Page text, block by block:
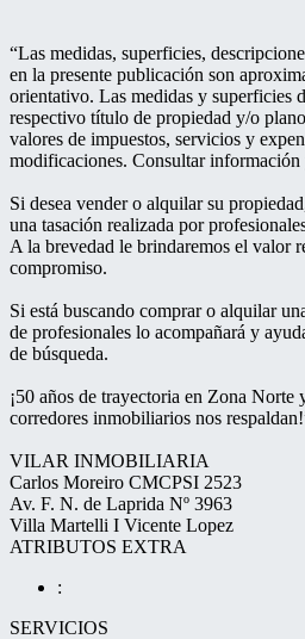
“Las medidas, superficies,
en la presente publicación son
orientativo. Las medidas y superficies
respectivo título de propiedad y/o
valores de impuestos, servicios y
modificaciones. Consultar información
Si desea vender o alquilar su
una tasación realizada por
A la brevedad le brindaremos el valor
compromiso.
Si está buscando comprar o alquilar
de profesionales lo acompañará y
de búsqueda.
¡50 años de trayectoria en Zona Norte
corredores inmobiliarios nos
VILAR INMOBILIARIA
Carlos Moreiro CMCPSI 2523
Av. F. N. de Laprida Nº 3963
Villa Martelli I Vicente Lopez
ATRIBUTOS EXTRA
:
SERVICIOS